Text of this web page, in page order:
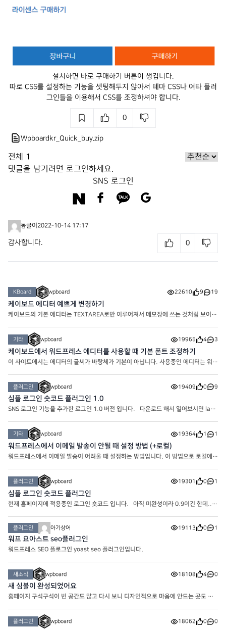
설치하면 바로 구매하기 버튼이 생깁니다.
따로 CSS를 설정하는 기능을 셋팅해두지 않아서 테마 CSS나 여타 플러
그인들을 이용해서 CSS를 조정하셔야 합니다.
0
Wpboardkr_Quick_buy.zip
전체 1
댓글을 남기려면 로그인하세요.
SNS 로그인
동글이 2022-10-14 17:17
0
감사합니다.
KBoard wpboard 22610 9 19
케이보드 에디터 예쁘게 변경하기
케이보드의 기본 에디터는 TEXTAREA로만 이루어져서 메모장에 쓰는 것처럼 보이기
재 워프보드의 게시판의 글쓰기 에디터는 위의 모양으로
기타 wpboard 19965 4 3
케이보드에서 워드프레스 에디터를 사용할 때 기본 폰트 조정하기
이 사이트에서는 에디터의 글씨가 바탕체가 기본이 아닙니다. 사용중인 에디터는 워드
습니다. 에디터의 폰트가 마음에 안들어서 썸머노트
플러그인 wpboard 19409 0 9
심플 로그인 숏코드 플러그인 1.0
SNS 로그인 기능을 추가한 로그인 1.0 버전 입니다. 다운로드 해서 열어보시면 layo
이아웃 입니다. 같은 폴더에 CSS에 원하시는 대로 코드를 적용
기타 wpboard 19364 1 1
워드프레스에서 이메일 발송이 안될 때 설정 방법 (+로컬)
워드프레스에서 이메일 발송이 어려울 때 설정하는 방법입니다. 이 방법으로 로컬에서
주세요. 설치하시면 최초로 나오는 화면 제일 아래에 SKIP을 누
플러그인 wpboard 19301 0 1
심플 로그인 숏코드 플러그인
현재 홈페이지에 적용중인 로그인 숏코드 입니다. 아직 미완성이라 0.9이긴 한데..
Logged out은 로그인 전 레이아웃이고 Logged in은 로그
플러그인 아기상어 19113 0 1
워프 요아스트 seo플러그인
워드프레스 SEO 플로그인 yoast seo 플러그인입니다.
새소식 wpboard 18108 4 0
새 심볼이 완성되었어요
홈페이지 구석구석이 빈 공간도 많고 다시 보니 디자인적으로 마음에 안드는 곳도 많
플러그인 wpboard 18062 0 0